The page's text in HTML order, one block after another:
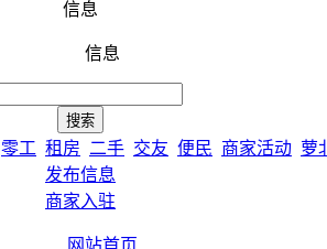
信息
信息
零工 租房 二手 交友 便民 商家活动 萝
发布信息
商家入驻
网站首页